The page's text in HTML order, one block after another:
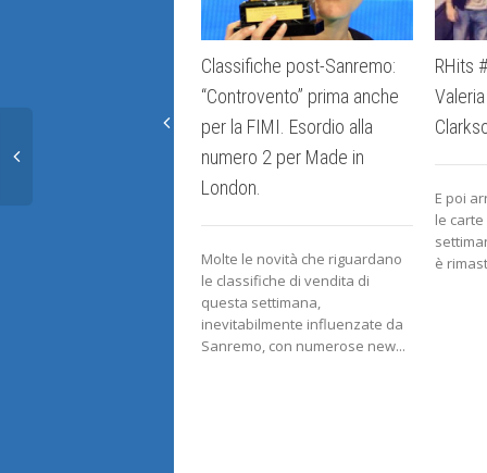
Classifiche post-Sanremo:
“Controvento” prima anche
per la FIMI. Esordio alla
numero 2 per Made in
London.
Molte le novità che riguardano
le classifiche di vendita di
questa settimana,
inevitabilmente influenzate da
Sanremo, con numerose new...
RHits
E poi
le
è